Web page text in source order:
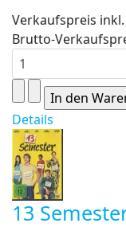
Verkaufspreis
Brutto-
Details
13